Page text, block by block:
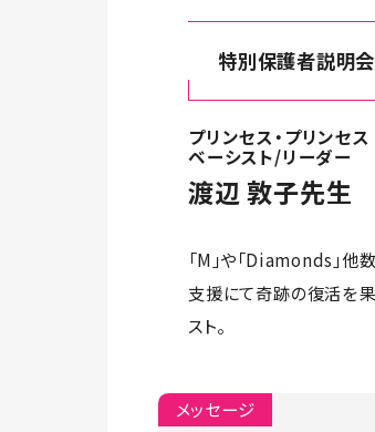
特別保護者説明
プリンセス・プリンセス
ベーシスト/リーダー
渡辺 敦子先生
「M」や「Diamonds」
支援にて奇跡の復活を果
スト。
メッセージ